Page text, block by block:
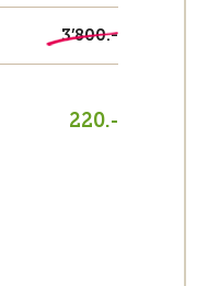
3’800.-
220.-